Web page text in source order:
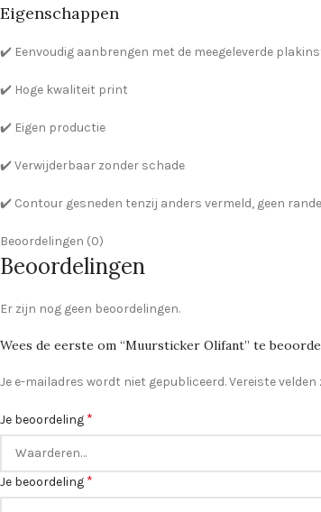
Eigenschappen
✔️ Eenvoudig aanbrengen met de meegeleverde
✔️ Hoge kwaliteit print
✔️ Eigen productie
✔️ Verwijderbaar zonder schade
✔️ Contour gesneden tenzij anders vermeld, geen
Beoordelingen (0)
Beoordelingen
Er zijn nog geen beoordelingen.
Wees de eerste om “Muursticker Olifant” te
Je e-mailadres wordt niet gepubliceerd.Vereiste
Je beoordeling *
Je beoordeling *